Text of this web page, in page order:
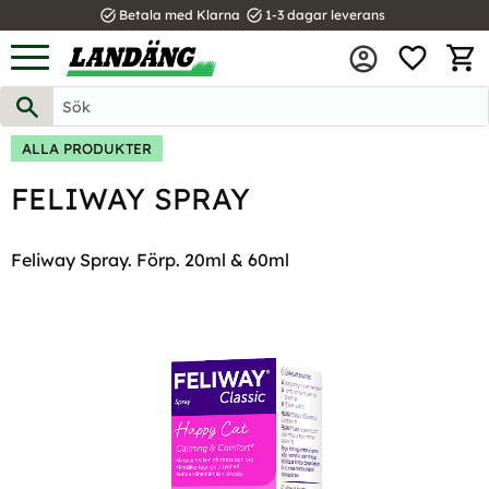
Meny
task_alt Betala med Klarna task_alt 1-3 dagar leverans
ALLA PRODUKTER
FELIWAY SPRAY
Feliway Spray. Förp. 20ml & 60ml